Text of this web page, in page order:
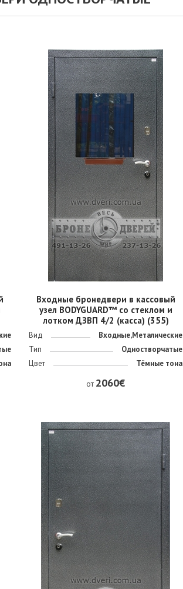
Входные бронедвери в кассовый
узел BODYGUARD™ со стеклом и
лотком ДЗВП 4/2 (касса) (355)
Вид
Входные,Металические
Тип
Одностворчатые
Цвет
Тёмные тона
от 2060€